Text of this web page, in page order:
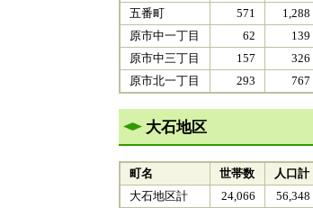
五番町
571 1,288
原市中一丁目
62 139
原市中三丁目
157 326
原市北一丁目
293 767
大石地区
町名 世帯数 人口計
大石地区計
24,066 56,348